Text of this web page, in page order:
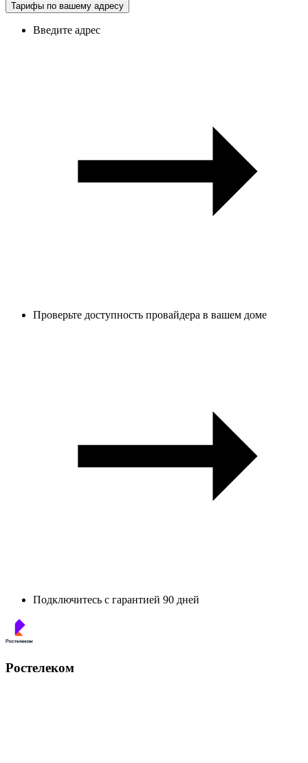
Тарифы по вашему адресу
Введите адрес
Проверьте доступность провайдера в вашем доме
Подключитесь с гарантией 90 дней
Ростелеком